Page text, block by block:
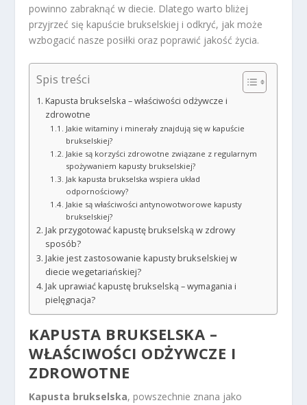
powinno zabraknąć w diecie. Dlatego warto bliżej
przyjrzeć się kapuście brukselskiej i odkryć, jak może
wzbogacić nasze posiłki oraz poprawić jakość życia.
Spis treści
Kapusta brukselska – właściwości odżywcze i
zdrowotne
Jakie witaminy i minerały znajdują się w kapuście
brukselskiej?
Jakie są korzyści zdrowotne związane z regularnym
spożywaniem kapusty brukselskiej?
Jak kapusta brukselska wspiera układ
odpornościowy?
Jakie są właściwości antynowotworowe kapusty
brukselskiej?
Jak przygotować kapustę brukselską w zdrowy
sposób?
Jakie jest zastosowanie kapusty brukselskiej w
diecie wegetariańskiej?
Jak uprawiać kapustę brukselską – wymagania i
pielęgnacja?
KAPUSTA BRUKSELSKA –
WŁAŚCIWOŚCI ODŻYWCZE I
ZDROWOTNE
Kapusta brukselska, powszechnie znana jako